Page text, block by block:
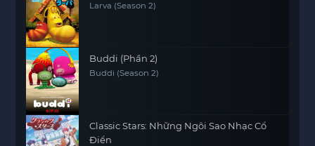
Larva (Season 2)
Buddi (Phần 2)
Buddi (Season 2)
Classic Stars: Những Ngôi Sao Nhạc Cổ
Điển